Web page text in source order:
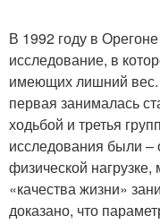
В 1992 году в
исследование, в
имеющих лишний вес.
первая занималась
ходьбой и третья
исследования были –
физической
«качества жизни»
доказано, что